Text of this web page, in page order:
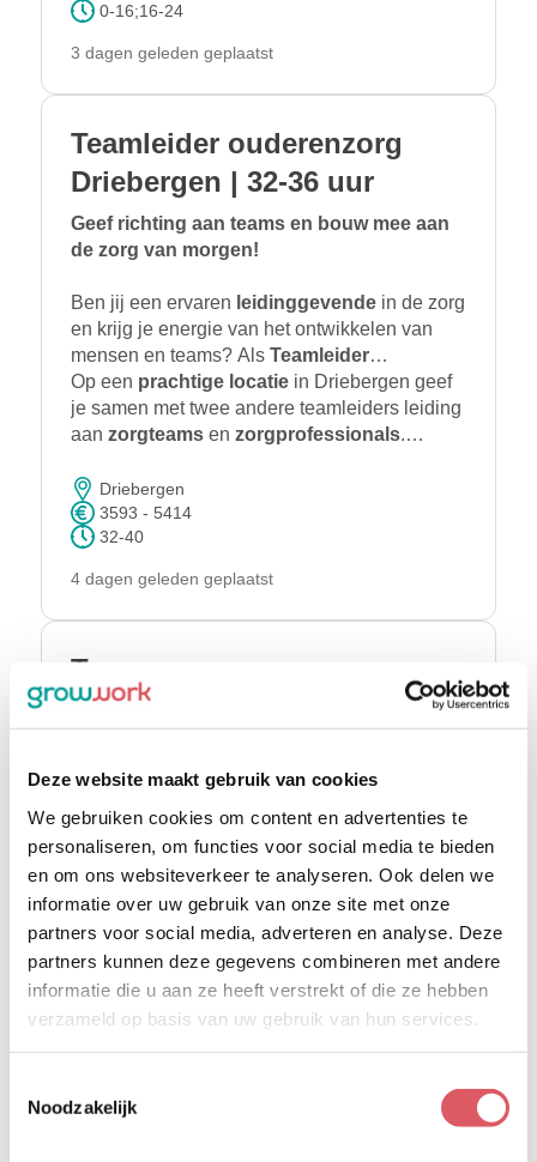
Deze website maakt gebruik van cookies
We gebruiken cookies om content en advertenties te
personaliseren, om functies voor social media te bieden
en om ons websiteverkeer te analyseren. Ook delen we
informatie over uw gebruik van onze site met onze
partners voor social media, adverteren en analyse. Deze
partners kunnen deze gegevens combineren met andere
informatie die u aan ze heeft verstrekt of die ze hebben
verzameld op basis van uw gebruik van hun services.
Noodzakelijk
spelen tijdens opname, verblijf en ontslag van
0-16;16-24
3 dagen geleden geplaatst
Teamleider ouderenzorg
Driebergen | 32-36 uur
Geef richting aan teams en bouw mee aan
de zorg van morgen!
Ben jij een ervaren leidinggevendein de zorg
en krijg je energie van het ontwikkelen van
mensen en teams? Als Teamleider
Ouderenzorgin Driebergen combineer je
coachend leiderschapmet
verantwoordelijkheid voorkwaliteitvan zorg,
bedrijfsvoering
Op een prachtige locatiein Driebergen geef
je samen met twee andere teamleiders leiding
aan zorgteamsen zorgprofessionals.
regiomanager werk je aan kwalitatief goede
zorg en eenprettige werkomgeving
zowelcliënten als medewerkers.
Driebergen
3593 - 5414
32-40
4 dagen geleden geplaatst
Teammanager
gehandicaptenzorg |
Ben jij een ervaren, energieke en
mensgerichte manager die medewerkers laat
groeien en teams in hun kracht zet?
Voor een warme en betrokken organisatie
binnen de gehandicaptenzorg zoeken wij een
teammanager die werkplezier, richting en
continuïteit brengt.
Zaandam
4077 - 5926
32-40